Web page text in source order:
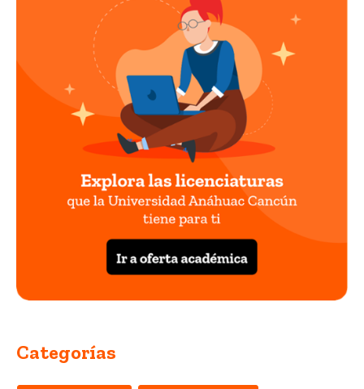
Categorías